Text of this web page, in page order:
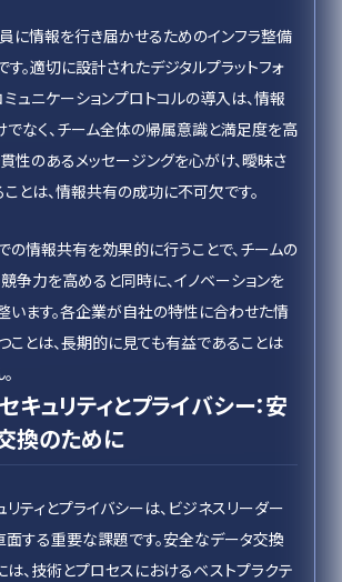
に情報を行き届かせるためのインフラ整備
。適切に設計されたデジタルプラットフォ
ュニケーションプロトコルの導入は、情報
でなく、チーム全体の帰属意識と満足度を高
性のあるメッセージングを心がけ、曖昧さ
とは、情報共有の成功に不可欠です。
の情報共有を効果的に行うことで、チームの
争力を高めると同時に、イノベーションを
います。各企業が自社の特性に合わせた情
とは、長期的に見ても有益であることは
ュリティとプライバシー：安
換のために
ティとプライバシーは、ビジネスリーダー
面する重要な課題です。安全なデータ交換
、技術とプロセスにおけるベストプラクテ